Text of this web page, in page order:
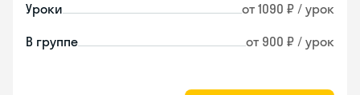
Уроки от 1090 ₽ / урок
В группе от 900 ₽ / урок